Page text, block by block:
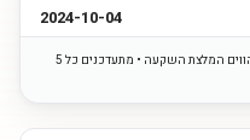
2024-10-04
הנתונים מבוססים על מקורות ציבוריים ואינם מהווים המלצת השקעה • מתעדכנים כל 5